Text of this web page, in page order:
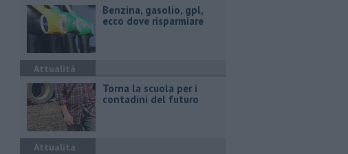
​Benzina, gasolio, gpl,
ecco dove risparmiare
Attualità
Torna la scuola per i
contadini del futuro
Attualità